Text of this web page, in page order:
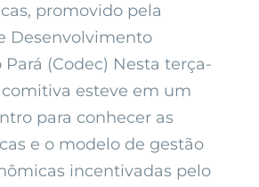
promovido pela
Desenvolvimento
(Codec) Nesta terça-
comitiva esteve em um
para conhecer as
e o modelo de gestão
incentivadas pelo